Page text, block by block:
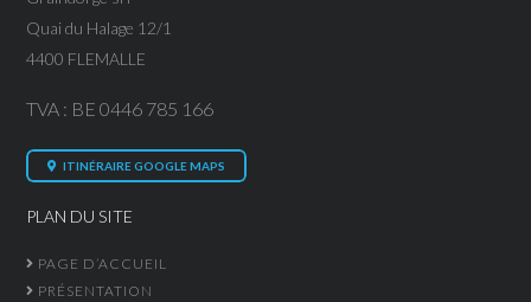
Quai du Halage 12/1
4400 FLEMALLE
TVA : BE 0446 785 166
ITINÉRAIRE GOOGLE MAPS
PLAN DU SITE
PAGE D’ACCUEIL
PRÉSENTATION